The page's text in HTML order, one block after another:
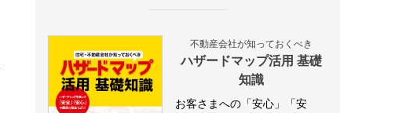
不動産会社が知っておくべき
ハザードマップ活用 基礎
知識
お客さまへの「安心」「安